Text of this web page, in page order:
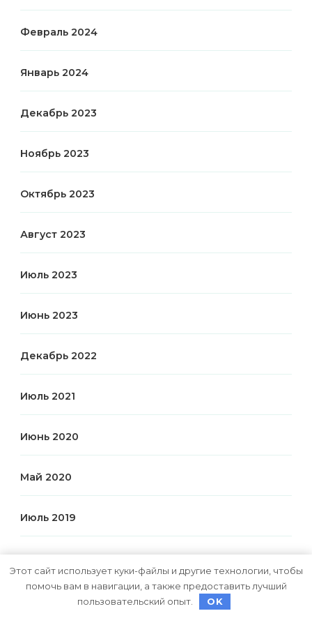
Февраль 2024
Январь 2024
Декабрь 2023
Ноябрь 2023
Октябрь 2023
Август 2023
Июль 2023
Июнь 2023
Декабрь 2022
Июль 2021
Июнь 2020
Май 2020
Июль 2019
Рубрики
Uncategorised
Этот сайт использует куки-файлы и другие технологии, чтобы
помочь вам в навигации, а также предоставить лучший
пользовательский опыт.
OK